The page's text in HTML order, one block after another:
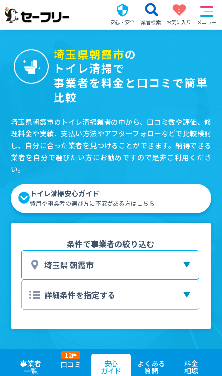
安心・安全 業者検索
0
お気に入り
メニュー
埼玉県朝霞市の
トイレ清掃で
事業者を料金と口コミで簡単
比較
埼玉県朝霞市のトイレ清掃業者の中から、口コミ数や評価、修
理料金や実績、支払い方法やアフターフォローなどで比較検討
し、自分に合った業者を見つけることができます。納得できる
業者を自分で選びたい方にお勧めですので是非ご利用くださ
い。
トイレ清掃安心ガイド
費用や事業者の選び方に不安がある方はこちら
条件で事業者の絞り込む
事業者
一覧
口コミ
12件
安心
ガイド
よくある
質問
料金
相場